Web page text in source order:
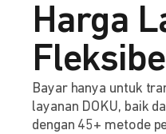
Harga
Bayar hanya untuk
layanan DOKU, baik
dengan 45+ metode